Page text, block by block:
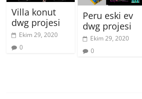
Villa konut
dwg projesi
Ekim 29, 2020
0
Peru eski ev
dwg projesi
Ekim 29, 2020
0